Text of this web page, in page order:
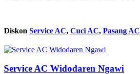
Diskon Service AC, Cuci AC, Pasang AC
Service AC Widodaren Ngawi